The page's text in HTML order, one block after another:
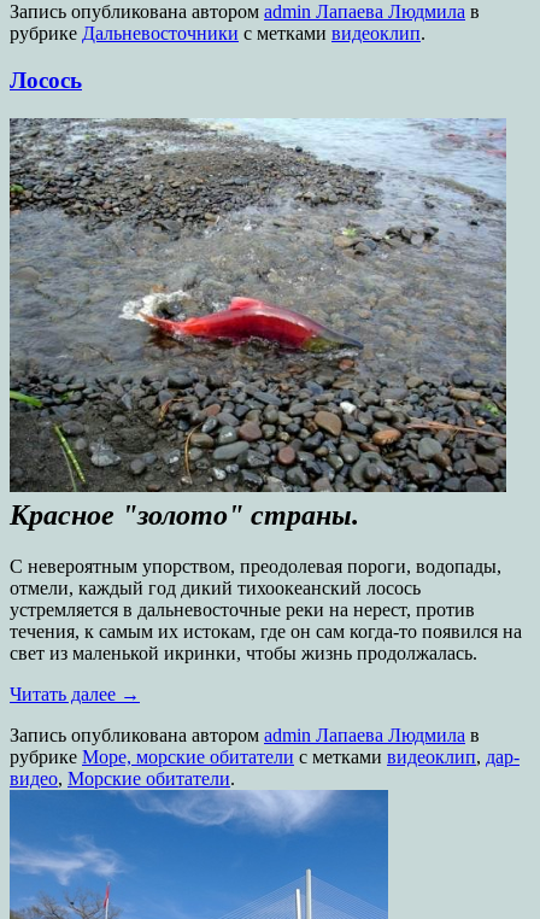
Запись опубликована автором admin Лапаева Людмила в
рубрике Дальневосточники с метками видеоклип.
Лосось
Красное "золото" страны.
С невероятным упорством, преодолевая пороги, водопады,
отмели, каждый год дикий тихоокеанский лосось
устремляется в дальневосточные реки на нерест, против
течения, к самым их истокам, где он сам когда-то появился на
свет из маленькой икринки, чтобы жизнь продолжалась.
Читать далее →
Запись опубликована автором admin Лапаева Людмила в
рубрике Море, морские обитатели с метками видеоклип, дар-
видео, Морские обитатели.